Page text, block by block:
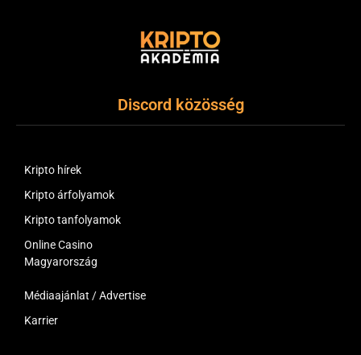
Discord közösség
Kripto hírek
Kripto árfolyamok
Kripto tanfolyamok
Online Casino
Magyarország
Médiaajánlat / Advertise
Karrier